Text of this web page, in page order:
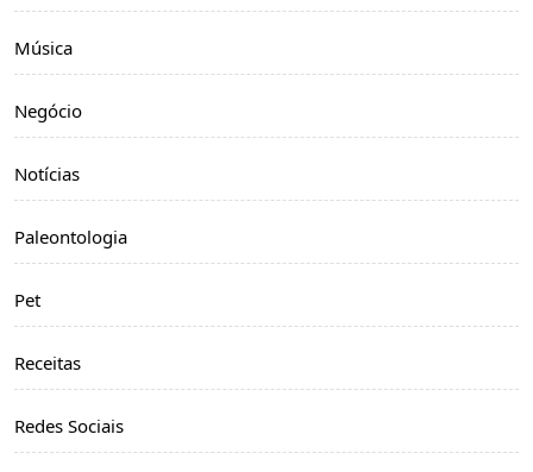
Música
Negócio
Notícias
Paleontologia
Pet
Receitas
Redes Sociais